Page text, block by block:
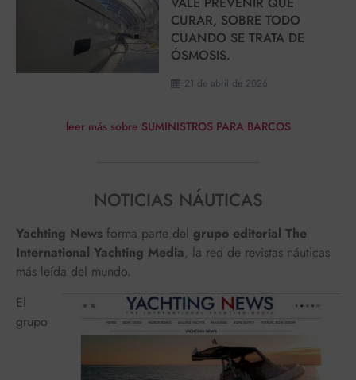
21 de abril de 2026
CURAR, SOBRE TODO
CUANDO SE TRATA DE
ÓSMOSIS.
leer más sobre SUMINISTROS PARA BARCOS
NOTICIAS NÁUTICAS
Yachting News forma parte del grupo editorial The
International Yachting Media, la red de revistas náuticas
más leída del mundo.
El
grupo